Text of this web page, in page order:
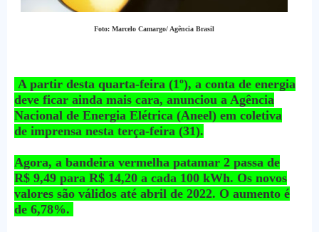
Foto: Marcelo Camargo/ Agência Brasil
A partir desta quarta-feira (1º), a conta de energia
deve ficar ainda mais cara, anunciou a Agência
Nacional de Energia Elétrica (Aneel) em coletiva
de imprensa nesta terça-feira (31).
Agora, a bandeira vermelha patamar 2 passa de
R$ 9,49 para R$ 14,20 a cada 100 kWh. Os novos
valores são válidos até abril de 2022. O aumento é
de 6,78%.